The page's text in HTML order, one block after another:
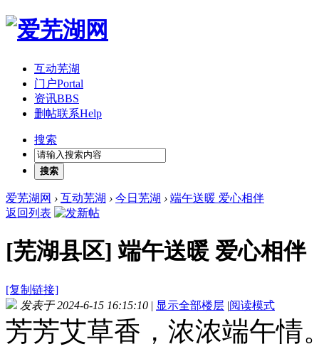
互动芜湖
门户Portal
资讯BBS
删帖联系Help
搜索
搜索
爱芜湖网 › 互动芜湖 › 今日芜湖 › 端午送暖 爱心相伴
返回列表
[芜湖县区]端午送暖 爱心相伴
[复制链接]
发表于 2024-6-15 16:15:10 | 显示全部楼层 |阅读模式
芳芳艾草香，浓浓端午情